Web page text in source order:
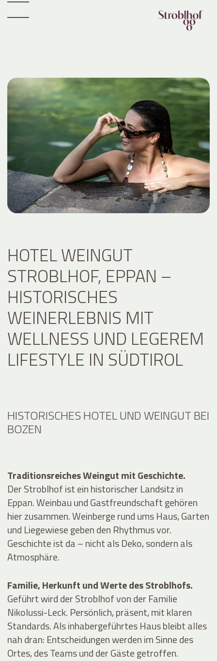
HOTEL WEINGUT
STROBLHOF, EPPAN –
HISTORISCHES
WEINERLEBNIS MIT
WELLNESS UND LEGEREM
LIFESTYLE IN SÜDTIROL
HISTORISCHES HOTEL UND WEINGUT BEI
BOZEN
Traditionsreiches Weingut mit Geschichte.
Der Stroblhof ist ein historischer Landsitz in
Eppan. Weinbau und Gastfreundschaft gehören
hier zusammen. Weinberge rund ums Haus, Garten
und Liegewiese geben den Rhythmus vor.
Geschichte ist da – nicht als Deko, sondern als
Atmosphäre.
Familie, Herkunft und Werte des Stroblhofs.
Geführt wird der Stroblhof von der Familie
Nikolussi-Leck. Persönlich, präsent, mit klaren
Standards. Als inhabergeführtes Haus bleibt alles
nah dran: Entscheidungen werden im Sinne des
Ortes, des Teams und der Gäste getroffen.